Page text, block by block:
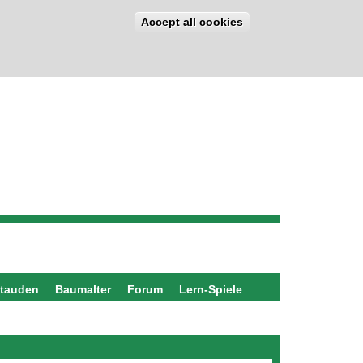
Accept all cookies
Baumalter Forum Lern-Spiele